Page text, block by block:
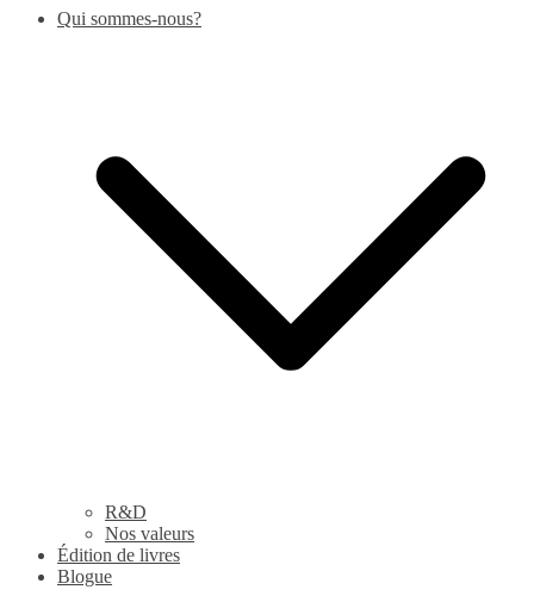
Qui sommes-nous?
R&D
Nos valeurs
Édition de livres
Blogue